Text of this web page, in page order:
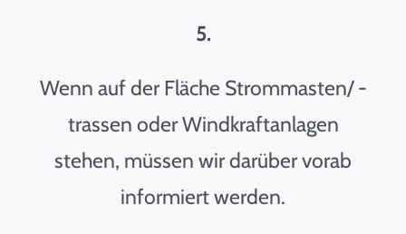
5.
Wenn auf der Fläche Strommasten/ -
trassen oder Windkraftanlagen
stehen, müssen wir darüber vorab
informiert werden.